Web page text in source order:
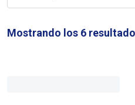
Mostrando los 6